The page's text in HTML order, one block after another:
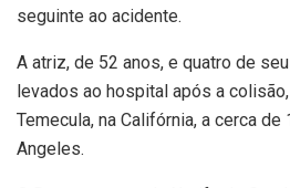
seguinte ao acidente.
A atriz, de 52 anos, e quatro de
levados ao hospital após a
Temecula, na Califórnia, a cerca
Angeles.